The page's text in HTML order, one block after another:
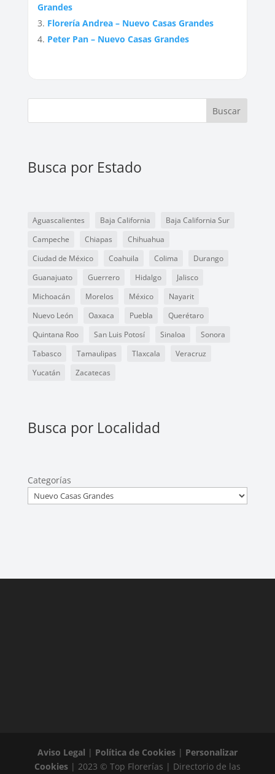
Grandes
Florería Andrea – Nuevo Casas Grandes
Peter Pan – Nuevo Casas Grandes
Buscar
Busca por Estado
Aguascalientes Baja California
Baja California Sur
Campeche
Chiapas
Chihuahua
Ciudad de México
Coahuila Colima
Durango
Guanajuato
Guerrero Hidalgo
Jalisco
Michoacán
Morelos México
Nayarit
Nuevo León
Oaxaca Puebla
Querétaro
Quintana Roo
San Luis Potosí Sinaloa
Sonora
Tabasco
Tamaulipas Tlaxcala
Veracruz
Yucatán
Zacatecas
Busca por Localidad
Categorías
Aviso Legal | Política de Cookies| Personalizar
Cookies| 2023 © Top Florerías | Directorio de las